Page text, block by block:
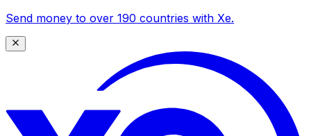
Send money to over 190 countries with Xe.